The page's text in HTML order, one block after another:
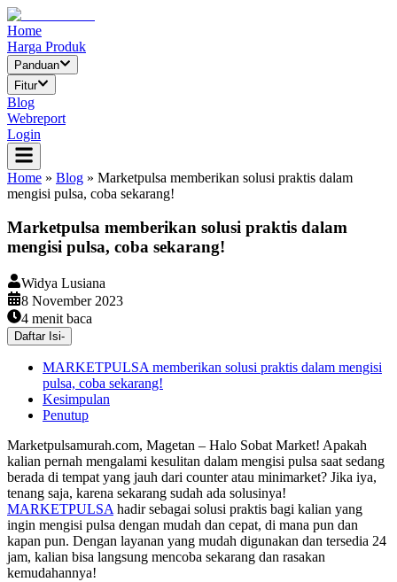
Home
Harga Produk
Panduan
Fitur
Blog
Webreport
Login
Home » Blog » Marketpulsa memberikan solusi praktis dalam
mengisi pulsa, coba sekarang!
Marketpulsa memberikan solusi praktis dalam
mengisi pulsa, coba sekarang!
Widya Lusiana
8 November 2023
4 menit baca
Daftar Isi-
MARKETPULSA memberikan solusi praktis dalam mengisi
pulsa, coba sekarang!
Kesimpulan
Penutup
Marketpulsamurah.com, Magetan – Halo Sobat Market! Apakah
kalian pernah mengalami kesulitan dalam mengisi pulsa saat sedang
berada di tempat yang jauh dari counter atau minimarket? Jika iya,
tenang saja, karena sekarang sudah ada solusinya!
MARKETPULSA hadir sebagai solusi praktis bagi kalian yang
ingin mengisi pulsa dengan mudah dan cepat, di mana pun dan
kapan pun. Dengan layanan yang mudah digunakan dan tersedia 24
jam, kalian bisa langsung mencoba sekarang dan rasakan
kemudahannya!